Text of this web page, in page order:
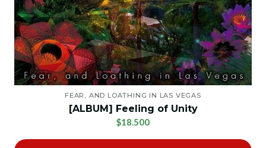
FEAR, AND LOATHING IN LAS VEGAS
[ALBUM] Feeling of Unity
$18.500